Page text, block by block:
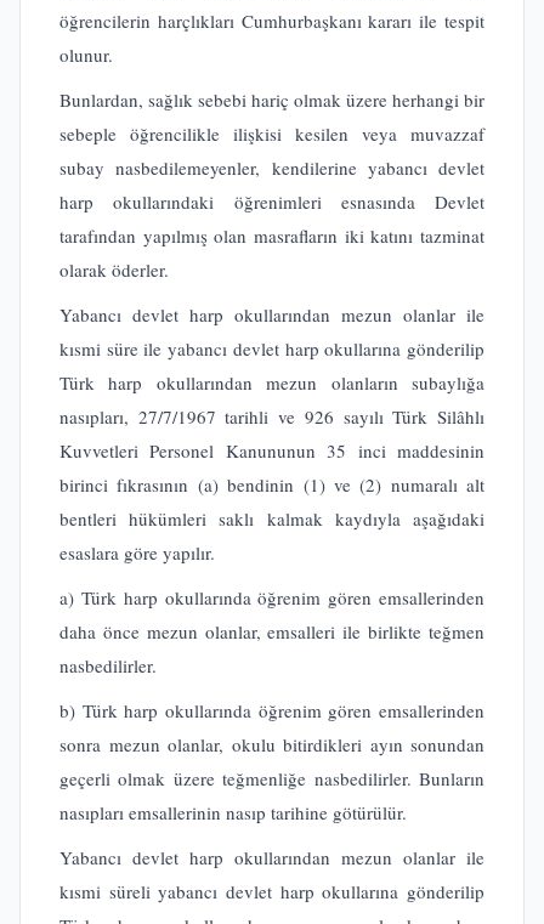
öğrencilerin harçlıkları Cumhurbaşkanı kararı ile tespit
olunur.
Bunlardan, sağlık sebebi hariç olmak üzere herhangi bir
sebeple öğrencilikle ilişkisi kesilen veya muvazzaf
subay nasbedilemeyenler, kendilerine yabancı devlet
harp okullarındaki öğrenimleri esnasında Devlet
tarafından yapılmış olan masrafların iki katını tazminat
olarak öderler.
Yabancı devlet harp okullarından mezun olanlar ile
kısmi süre ile yabancı devlet harp okullarına gönderilip
Türk harp okullarından mezun olanların subaylığa
nasıpları, 27/7/1967 tarihli ve 926 sayılı Türk Silâhlı
Kuvvetleri Personel Kanununun 35 inci maddesinin
birinci fıkrasının (a) bendinin (1) ve (2) numaralı alt
bentleri hükümleri saklı kalmak kaydıyla aşağıdaki
esaslara göre yapılır.
a) Türk harp okullarında öğrenim gören emsallerinden
daha önce mezun olanlar, emsalleri ile birlikte teğmen
nasbedilirler.
b) Türk harp okullarında öğrenim gören emsallerinden
sonra mezun olanlar, okulu bitirdikleri ayın sonundan
geçerli olmak üzere teğmenliğe nasbedilirler. Bunların
nasıpları emsallerinin nasıp tarihine götürülür.
Yabancı devlet harp okullarından mezun olanlar ile
kısmi süreli yabancı devlet harp okullarına gönderilip